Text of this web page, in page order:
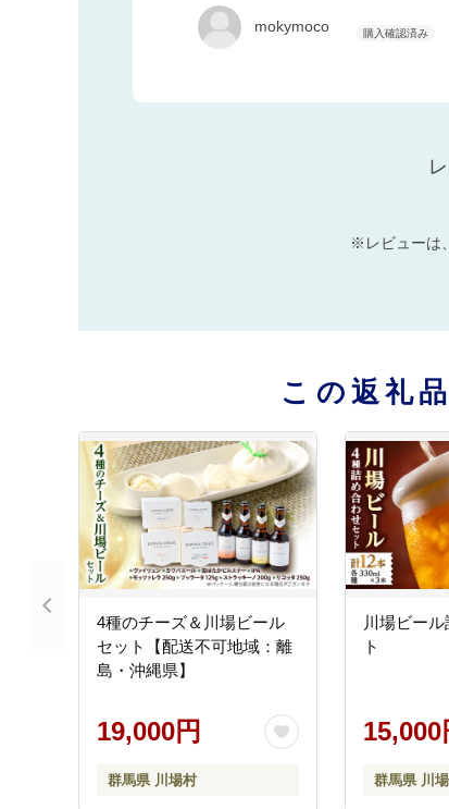
mokymoco
※レビューは
この返礼
4種のチーズ＆川場ビール
セット【配送不可地域：離
島・沖縄県】
19,000円
群馬県 川場村
川場ビー
ト
15,000
群馬県 川